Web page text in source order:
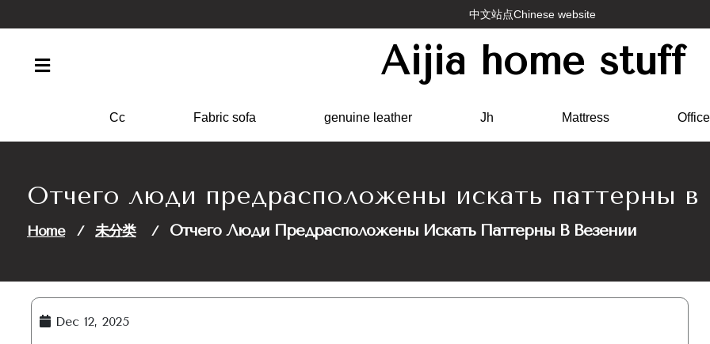
to
中文站点Chinese website
Aijia home stuff
Cc Fabric sofa genuine leather Jh Mattress Office
Отчего люди предрасположены искать паттерны в
Home / 未分类 / Отчего Люди Предрасположены Искать Паттерны В Везении
Dec 12, 2025